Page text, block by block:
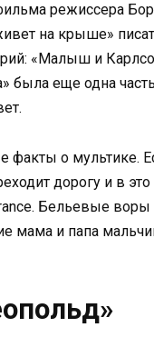
режиссера
на крыше»
«Малыш и
была еще одна
факты о мультике.
дорогу и в
Бельевые
мама и папа